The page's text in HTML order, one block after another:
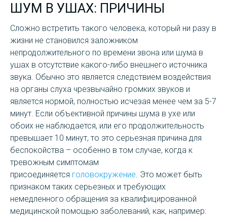
ШУМ В УШАХ: ПРИЧИНЫ
Сложно встретить такого человека, который ни разу в
жизни не становился заложником
непродолжительного по времени звона или шума в
ушах в отсутствие какого-либо внешнего источника
звука. Обычно это является следствием воздействия
на органы слуха чрезвычайно громких звуков и
является нормой, полностью исчезая менее чем за 5-7
минут. Если объективной причины шума в ухе или
обоих не наблюдается, или его продолжительность
превышает 10 минут, то это серьезная причина для
беспокойства – особенно в том случае, когда к
тревожным симптомам
присоединяется головокружение. Это может быть
признаком таких серьезных и требующих
немедленного обращения за квалифицированной
медицинской помощью заболеваний, как, например: